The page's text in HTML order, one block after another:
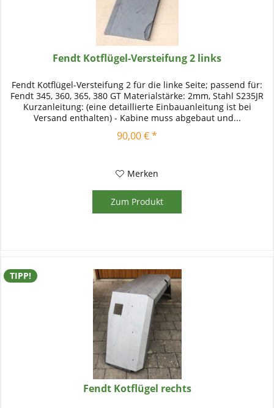
Fendt Kotflügel-Versteifung 2 links
Fendt Kotflügel-Versteifung 2 für die linke Seite; passend für:
Fendt 345, 360, 365, 380 GT Materialstärke: 2mm, Stahl S235JR
Kurzanleitung: (eine detaillierte Einbauanleitung ist bei
Versand enthalten) - Kabine muss abgebaut und...
90,00 € *
Merken
Zum Produkt
TIPP!
Fendt Kotflügel rechts